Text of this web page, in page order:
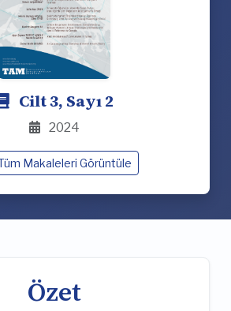
Cilt 3, Sayı 2
2024
Makaleleri Görüntüle
Özet